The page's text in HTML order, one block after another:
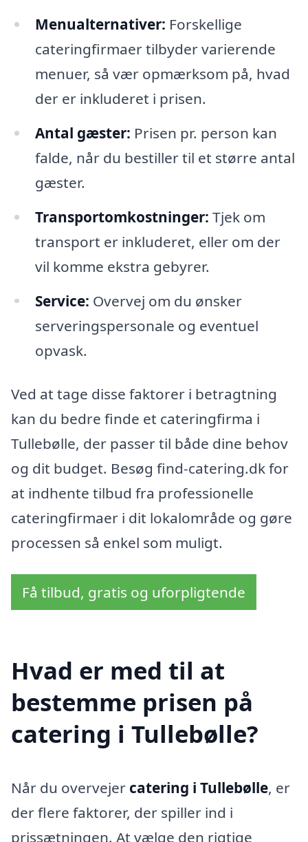
Menualternativer: Forskellige
cateringfirmaer tilbyder varierende
menuer, så vær opmærksom på, hvad
der er inkluderet i prisen.
Antal gæster: Prisen pr. person kan
falde, når du bestiller til et større antal
gæster.
Transportomkostninger: Tjek om
transport er inkluderet, eller om der
vil komme ekstra gebyrer.
Service: Overvej om du ønsker
serveringspersonale og eventuel
opvask.
Ved at tage disse faktorer i betragtning
kan du bedre finde et cateringfirma i
Tullebølle, der passer til både dine behov
og dit budget. Besøg find-catering.dk for
at indhente tilbud fra professionelle
cateringfirmaer i dit lokalområde og gøre
processen så enkel som muligt.
Få tilbud, gratis og uforpligtende
Hvad er med til at
bestemme prisen på
catering i Tullebølle?
Når du overvejer catering i Tullebølle, er
der flere faktorer, der spiller ind i
prissætningen. At vælge den rigtige